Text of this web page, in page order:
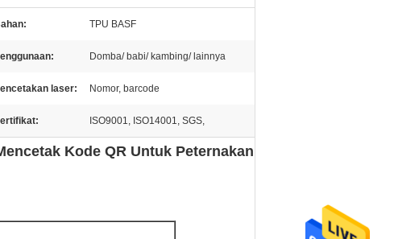
TPU BASF
Domba/ babi/ kambing/ lainnya
laser: Nomor, barcode
ISO9001, ISO14001, SGS,
Kode QR Untuk Peternakan